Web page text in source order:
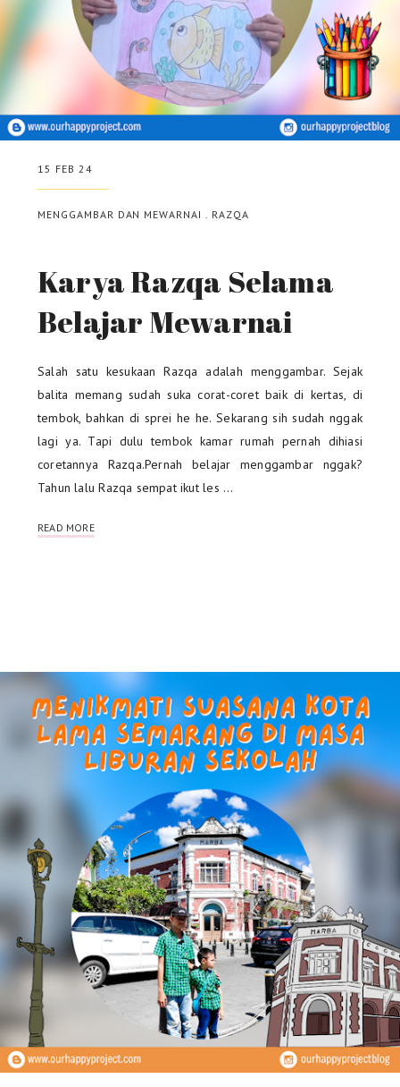
15 FEB 24
MENGGAMBAR DAN MEWARNAI RAZQA
Karya Razqa Selama
Belajar Mewarnai
Salah satu kesukaan Razqa adalah menggambar. Sejak
balita memang sudah suka corat-coret baik di kertas, di
tembok, bahkan di sprei he he. Sekarang sih sudah nggak
lagi ya. Tapi dulu tembok kamar rumah pernah dihiasi
coretannya Razqa.Pernah belajar menggambar nggak?
Tahun lalu Razqa sempat ikut les …
READ MORE